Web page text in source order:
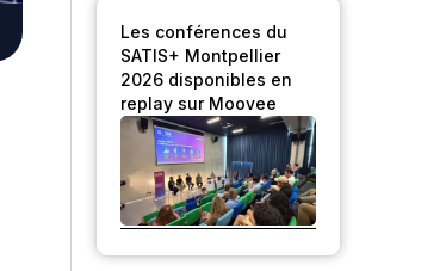
Les conférences du
SATIS+ Montpellier
2026 disponibles en
replay sur Moovee